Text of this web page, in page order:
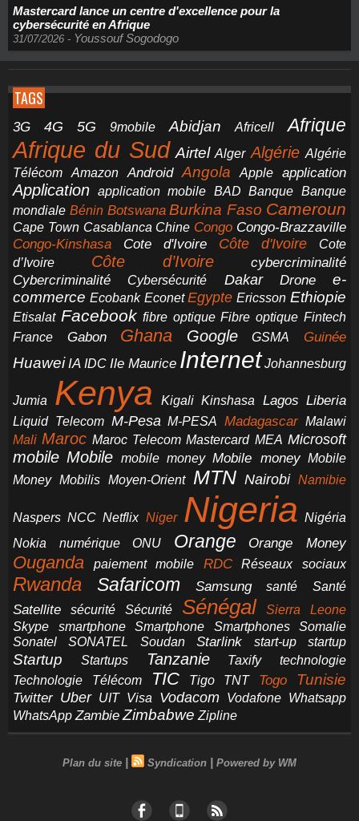
Mastercard lance un centre d'excellence pour la
cybersécurité en Afrique
31/07/2026 - Youssouf Sogodogo
TAGS
3G 4G 5G 9mobile Abidjan Africell Afrique
Afrique du Sud Airtel Alger Algérie Algérie
Télécom
Amazon Android Angola Apple application
Application application mobile BAD Banque Banque
mondiale Bénin Botswana Burkina Faso Cameroun
Cape Town Casablanca Chine Congo Congo-Brazzaville
Congo-Kinshasa Cote d'Ivoire Côte d'Ivoire
Cote
d’Ivoire
Côte d’Ivoire
cybercriminalité
Cybercriminalité
Cybersécurité Dakar Drone
e-
commerce Ecobank Econet Egypte Ericsson Ethiopie
Etisalat Facebook fibre optique Fibre optique Fintech
France
Gabon Ghana Google GSMA Guinée
Huawei IA IDC Ile Maurice Internet Johannesburg
Jumia Kenya Kigali Kinshasa Lagos Liberia
Liquid Telecom M-Pesa M-PESA Madagascar Malawi
Mali Maroc Maroc Telecom Mastercard MEA Microsoft
mobile Mobile mobile money Mobile money Mobile
Money Mobilis Moyen-Orient MTN Nairobi Namibie
Naspers NCC Netflix Niger Nigeria Nigéria
Nokia
numérique ONU Orange Orange Money
Ouganda paiement mobile RDC Réseaux sociaux
Rwanda Safaricom Samsung santé Santé
Satellite sécurité Sécurité Sénégal
Sierra Leone
Skype
smartphone Smartphone Smartphones
Somalie
Sonatel
SONATEL Soudan Starlink start-up startup
Startup Startups Tanzanie Taxify
technologie
Technologie
Télécom TIC Tigo TNT Togo Tunisie
Twitter Uber UIT Visa Vodacom Vodafone Whatsapp
WhatsApp Zambie Zimbabwe Zipline
Plan du site | Syndication | Powered by WM